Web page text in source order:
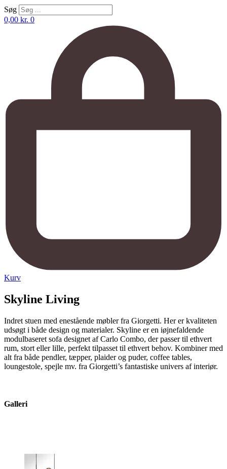
Søg
0,00 kr. 0
Kurv
Skyline Living
Indret stuen med enestående møbler fra Giorgetti. Her er kvaliteten
udsøgt i både design og materialer. Skyline er en iøjnefaldende
modulbaseret sofa designet af Carlo Combo, der passer til ethvert
rum, stort eller lille, perfekt tilpasset til ethvert behov. Kombiner med
alt fra både pendler, tæpper, plaider og puder, coffee tables,
loungestole, spejle mv. fra Giorgetti’s fantastiske univers af interiør.
Galleri